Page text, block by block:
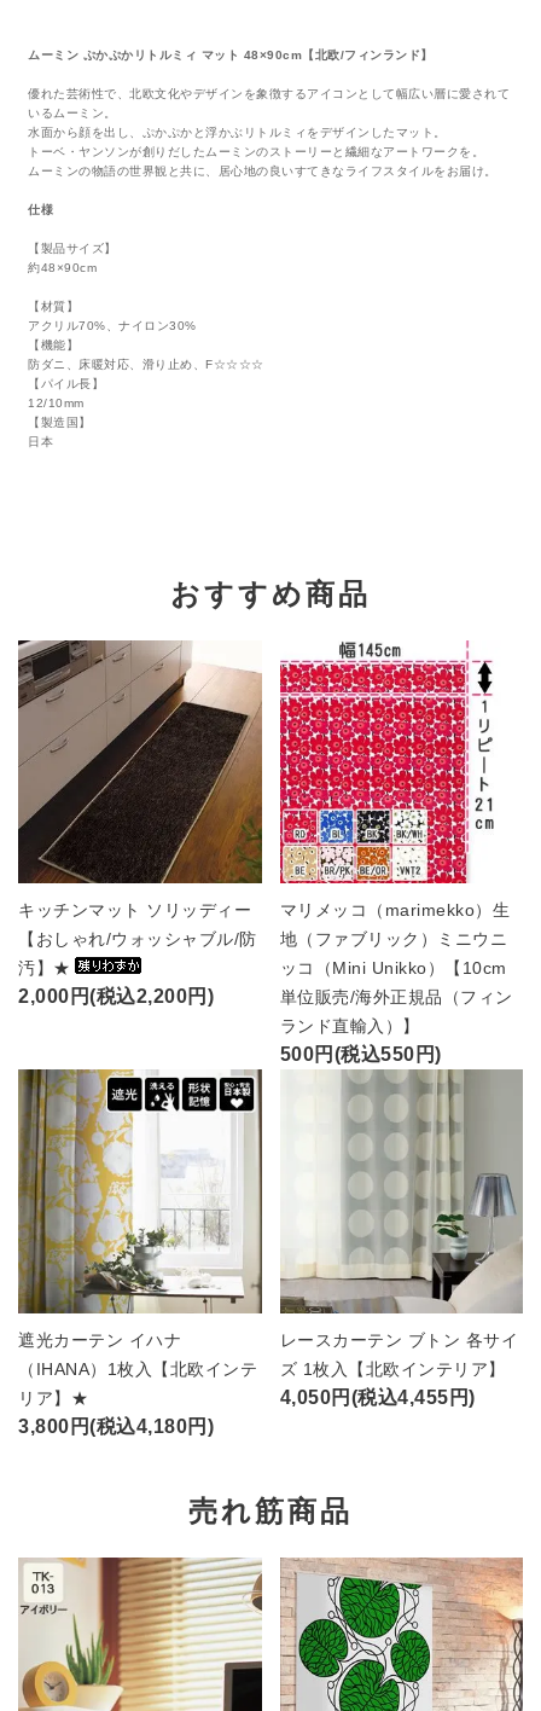
ムーミン ぷかぷかリトルミィ マット 48×90cm【北欧/フィンランド】
優れた芸術性で、北欧文化やデザインを象徴するアイコンとして幅広い層に愛されて
いるムーミン。
水面から顔を出し、ぷかぷかと浮かぶリトルミィをデザインしたマット。
トーベ・ヤンソンが創りだしたムーミンのストーリーと繊細なアートワークを。
ムーミンの物語の世界観と共に、居心地の良いすてきなライフスタイルをお届け。
仕様
【製品サイズ】
約48×90cm
【材質】
アクリル70%、ナイロン30%
【機能】
防ダニ、床暖対応、滑り止め、F☆☆☆☆
【パイル長】
12/10mm
【製造国】
日本
おすすめ商品
キッチンマット ソリッディー
【おしゃれ/ウォッシャブル/防
汚】★
2,000円(税込2,200円)
マリメッコ（marimekko）生
地（ファブリック）ミニウニ
ッコ（Mini Unikko）【10cm
単位販売/海外正規品（フィン
ランド直輸入）】
500円(税込550円)
遮光カーテン イハナ
（IHANA）1枚入【北欧インテ
リア】★
3,800円(税込4,180円)
レースカーテン ブトン 各サイ
ズ 1枚入【北欧インテリア】
4,050円(税込4,455円)
売れ筋商品